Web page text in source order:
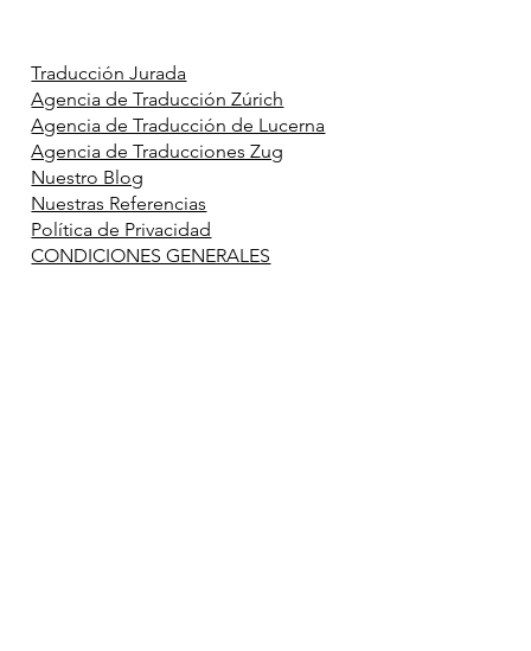
Traducción Jurada
Agencia de Traducción Zúrich
Agencia de Traducción de Lucerna
Agencia de Traducciones Zug
Nuestro Blog
Nuestras Referencias
Política de Privacidad
CONDICIONES GENERALES